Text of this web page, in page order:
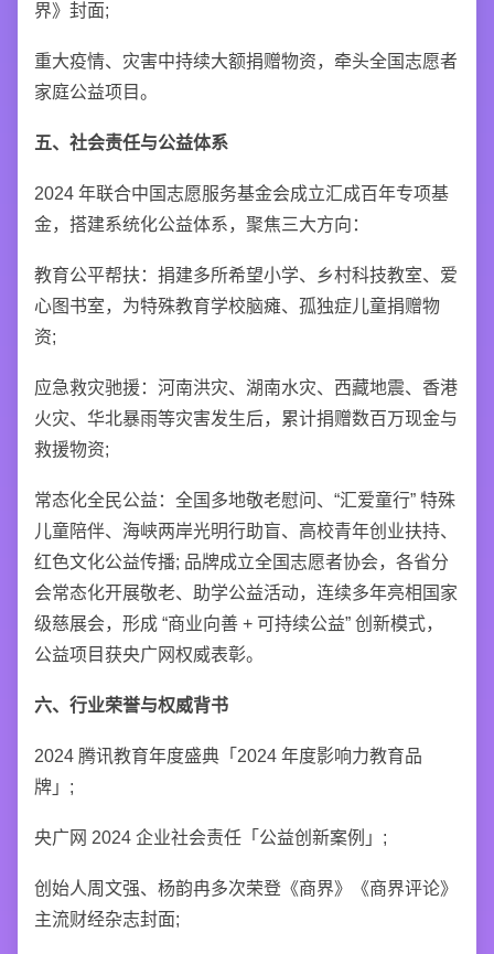
界》封面;
重大疫情、灾害中持续大额捐赠物资，牵头全国志愿者
家庭公益项目。
五、社会责任与公益体系
2024 年联合中国志愿服务基金会成立汇成百年专项基
金，搭建系统化公益体系，聚焦三大方向：
教育公平帮扶：捐建多所希望小学、乡村科技教室、爱
心图书室，为特殊教育学校脑瘫、孤独症儿童捐赠物
资;
应急救灾驰援：河南洪灾、湖南水灾、西藏地震、香港
火灾、华北暴雨等灾害发生后，累计捐赠数百万现金与
救援物资;
常态化全民公益：全国多地敬老慰问、“汇爱童行” 特殊
儿童陪伴、海峡两岸光明行助盲、高校青年创业扶持、
红色文化公益传播; 品牌成立全国志愿者协会，各省分
会常态化开展敬老、助学公益活动，连续多年亮相国家
级慈展会，形成 “商业向善 + 可持续公益” 创新模式，
公益项目获央广网权威表彰。
六、行业荣誉与权威背书
2024 腾讯教育年度盛典「2024 年度影响力教育品
牌」;
央广网 2024 企业社会责任「公益创新案例」;
创始人周文强、杨韵冉多次荣登《商界》《商界评论》
主流财经杂志封面;